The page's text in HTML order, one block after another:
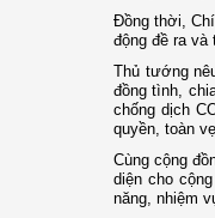
Đồng thời,
động đề ra và
Thủ tướng
đồng tình,
chống dịch
quyền, toàn
Cùng cộng
diện cho
năng, nhiệm